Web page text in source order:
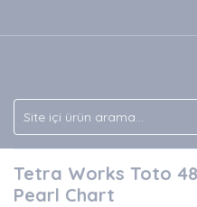
Tetra Works Toto
Pearl Chart